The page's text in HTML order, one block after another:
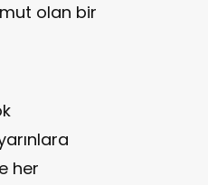
olan bir
her